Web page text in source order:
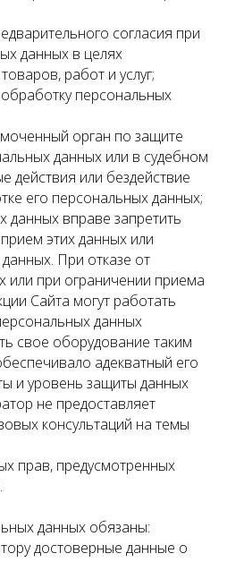
согласия при
данных в целях
работ и услуг;
персональных
орган по защите
данных или в судебном
действия или бездействие
его персональных данных;
данных вправе запретить
этих данных или
При отказе от
или при ограничении приема
Сайта могут работать
данных
свое оборудование таким
адекватный его
и уровень защиты данных
не предоставляет
консультаций на темы
прав, предусмотренных
данных обязаны:
достоверные данные о